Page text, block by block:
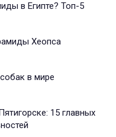
в Египте? Топ-5
Хеопса
в мире
15 главных